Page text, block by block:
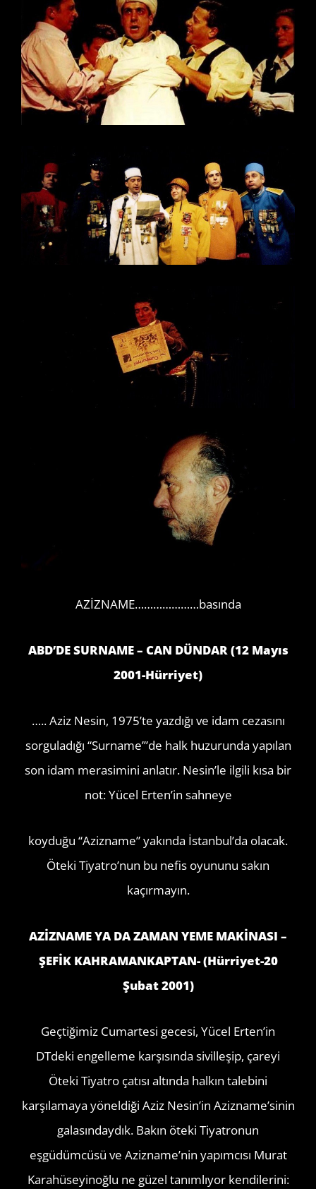
AZİZNAME…………………basında
ABD’DE SURNAME – CAN DÜNDAR (12 Mayıs
2001-Hürriyet)
….. Aziz Nesin, 1975’te yazdığı ve idam cezasını
sorguladığı “Surname’”de halk huzurunda yapılan
son idam merasimini anlatır. Nesin’le ilgili kısa bir
not: Yücel Erten’in sahneye
koyduğu “Azizname” yakında İstanbul’da olacak.
Öteki Tiyatro’nun bu nefis oyununu sakın
kaçırmayın.
AZİZNAME YA DA ZAMAN YEME MAKİNASI –
ŞEFİK KAHRAMANKAPTAN- (Hürriyet-20
Şubat 2001)
Geçtiğimiz Cumartesi gecesi, Yücel Erten’in
DTdeki engelleme karşısında sivilleşip, çareyi
Öteki Tiyatro çatısı altında halkın talebini
karşılamaya yöneldiği Aziz Nesin’in Azizname’sinin
galasındaydık. Bakın öteki Tiyatronun
eşgüdümcüsü ve Azizname’nin yapımcısı Murat
Karahüseyinoğlu ne güzel tanımlıyor kendilerini: